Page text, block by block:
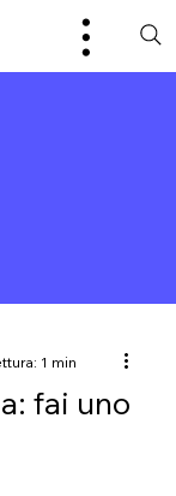
fai uno
1 min